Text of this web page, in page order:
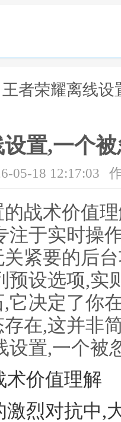
王者荣耀离线
置,一个
05-18 12:17:03
战术价值
注于实时操
紧要的后
预设选项,实
它决定了你
在,这并非
设置,一个被
术价值理解
激烈对抗中,